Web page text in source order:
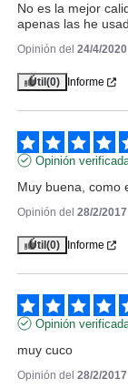
No es la mejor
apenas las he
Opinión del 24/4/2020
Útil (0) Informe
Opinión
Muy buena, como
Opinión del 28/2/2017
Útil (0) Informe
Opinión
muy cuco
Opinión del 28/2/2017